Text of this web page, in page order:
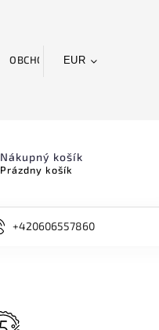
OBCHODNÉ PODMIENKY
EUR
Nákupný košík
Prázdny košík
KVETY FITNESS
+420606557860